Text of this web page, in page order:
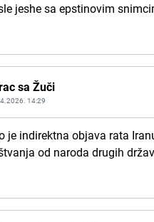
jeshe sa epstinovim
sa Žuči
14:29
je indirektna objava rata
od naroda drugih